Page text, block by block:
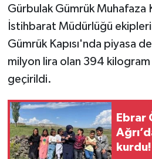
Gürbulak Gümrük Muhafaza
İstihbarat Müdürlüğü
Gümrük Kapısı'nda piyasa
milyon lira olan 394
geçirildi.
Ebrar
kurdu!